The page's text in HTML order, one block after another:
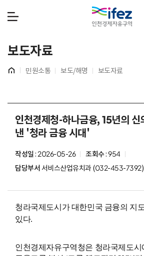
보도자료
민원소통 보도/해명
보도자료
인천경제청-하나금융, 15년의
낸 '청라 금융 시대'
작성일 : 2026-05-26 조회수: 954
담당부서 서비스산업유치과 (032-453-7392)
청라국제도시가 대한민국 금융의 지
있다.
인천경제자유구역청은 청라국제도시